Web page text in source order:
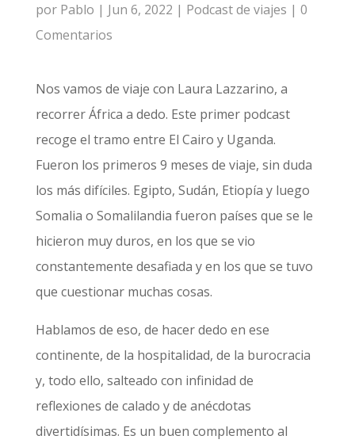
por Pablo | Jun 6, 2022 | Podcast de viajes | 0
Comentarios
Nos vamos de viaje con Laura Lazzarino, a
recorrer África a dedo. Este primer podcast
recoge el tramo entre El Cairo y Uganda.
Fueron los primeros 9 meses de viaje, sin duda
los más difíciles. Egipto, Sudán, Etiopía y luego
Somalia o Somalilandia fueron países que se le
hicieron muy duros, en los que se vio
constantemente desafiada y en los que se tuvo
que cuestionar muchas cosas.
Hablamos de eso, de hacer dedo en ese
continente, de la hospitalidad, de la burocracia
y, todo ello, salteado con infinidad de
reflexiones de calado y de anécdotas
divertidísimas. Es un buen complemento al